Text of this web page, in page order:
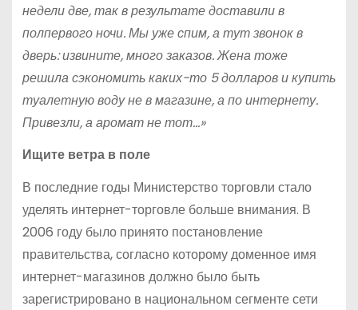
недели две, так в результате доставили в
полпервого ночи. Мы уже спим, а тут звонок в
дверь: извините, много заказов. Жена тоже
решила сэкономить каких-то 5 долларов и купить
туалетную воду не в магазине, а по интернету.
Привезли, а аромат не тот…»
Ищите ветра в поле
В последние годы Министерство торговли стало
уделять интернет-торговле больше внимания. В
2006 году было принято постановление
правительства, согласно которому доменное имя
интернет-магазинов должно было быть
зарегистрировано в национальном сегменте сети